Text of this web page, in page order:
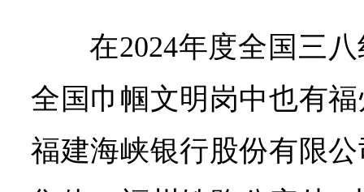
在2024年度全国三
全国巾帼文明岗中也有
福建海峡银行股份有限